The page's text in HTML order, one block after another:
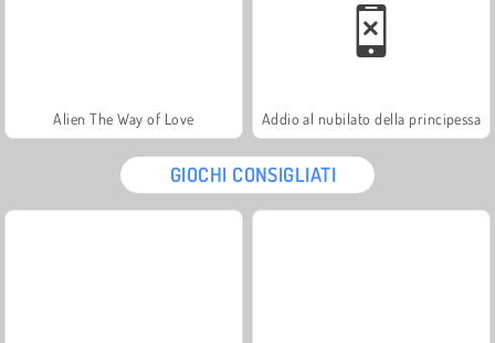
Alien The Way of Love Addio al nubilato della principessa
GIOCHI CONSIGLIATI